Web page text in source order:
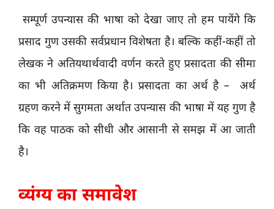
सम्पूर्ण उपन्यास की भाषा को देखा जाए तो हम पायेंगे कि
प्रसाद गुण उसकी सर्वप्रधान विशेषता है। बल्कि कहीं-कहीं तो
लेखक ने अतियथार्थवादी वर्णन करते हुए प्रसादता की सीमा
का भी अतिक्रमण किया है। प्रसादता का अर्थ है – अर्थ
ग्रहण करने में सुगमता अर्थात उपन्यास की भाषा में यह गुण है
कि वह पाठक को सीधी और आसानी से समझ में आ जाती
है।
व्यंग्य का समावेश